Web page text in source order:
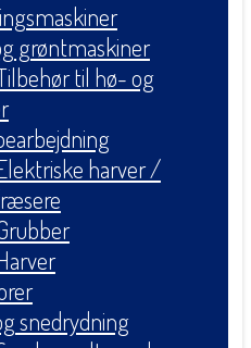
grøntmaskiner
til hø- og
harver /
snedrydning